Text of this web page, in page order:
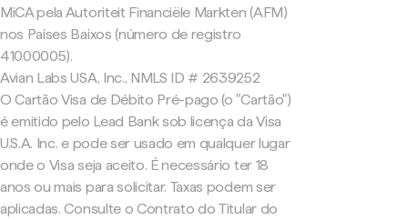
MiCA pela Autoriteit Financiële Markten (AFM)
nos Países Baixos (número de registro
41000005).
Avian Labs USA, Inc., NMLS ID # 2639252
O Cartão Visa de Débito Pré-pago (o "Cartão")
é emitido pelo Lead Bank sob licença da Visa
U.S.A. Inc. e pode ser usado em qualquer lugar
onde o Visa seja aceito. É necessário ter 18
anos ou mais para solicitar. Taxas podem ser
aplicadas. Consulte o Contrato do Titular do